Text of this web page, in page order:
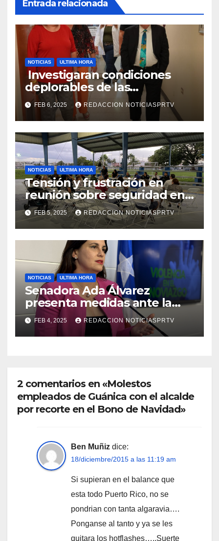
Entrada relacionada
NOTICIAS ULTIMA HORA
Investigaran condiciones
deplorables de las
facilidades el Departamento
de la Salud en Mayagüez
FEB 6, 2025 REDACCION NOTICIASPRTV
NOTICIAS ULTIMA HORA
Tensión y frustración en
reunión sobre seguridad en
Reparto Metropolitano
FEB 5, 2025 REDACCION NOTICIASPRTV
NOTICIAS ULTIMA HORA
Senadora Ada Álvarez
presenta medidas ante la
violencia en el noviazgo
FEB 4, 2025 REDACCION NOTICIASPRTV
2 comentarios en «Molestos
empleados de Guánica con el alcalde
por recorte en el Bono de Navidad»
Ben Muñiz dice:
18/diciembre/2015 a las 11:19 am
Si supieran en el balance que
esta todo Puerto Rico, no se
pondrian con tanta algaravia….
Ponganse al tanto y ya se les
quitara los hotflashes…..Suerte